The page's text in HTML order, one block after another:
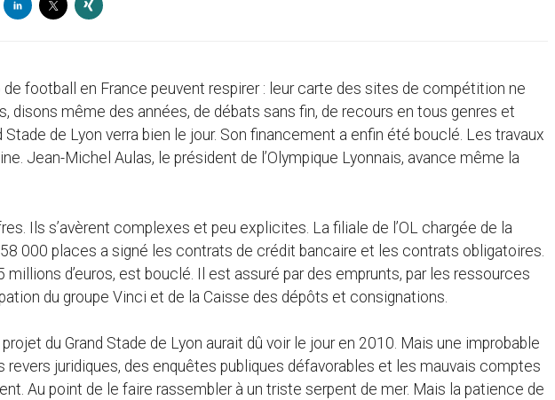
de football en France peuvent respirer : leur carte des sites de compétition ne
disons même des années, de débats sans fin, de recours en tous genres et
Stade de Lyon verra bien le jour. Son financement a enfin été bouclé. Les travaux
Jean-Michel Aulas, le président de l’Olympique Lyonnais, avance même la
Ils s’avèrent complexes et peu explicites. La filiale de l’OL chargée de la
000 places a signé les contrats de crédit bancaire et les contrats obligatoires.
d’euros, est bouclé. Il est assuré par des emprunts, par les ressources
du groupe Vinci et de la Caisse des dépôts et consignations.
du Grand Stade de Lyon aurait dû voir le jour en 2010. Mais une improbable
revers juridiques, des enquêtes publiques défavorables et les mauvais comptes
Au point de le faire rassembler à un triste serpent de mer. Mais la patience de